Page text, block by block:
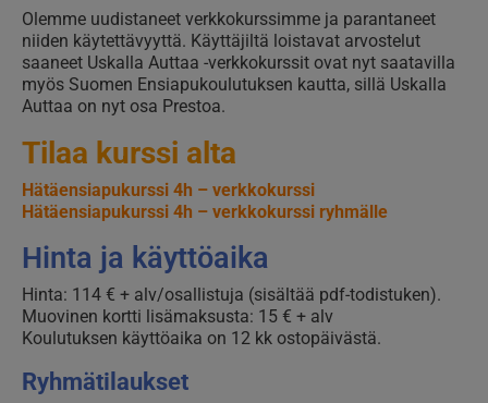
Olemme uudistaneet verkkokurssimme ja parantaneet
niiden käytettävyyttä. Käyttäjiltä loistavat arvostelut
saaneet Uskalla Auttaa -verkkokurssit ovat nyt saatavilla
myös Suomen Ensiapukoulutuksen kautta, sillä Uskalla
Auttaa on nyt osa Prestoa.
Tilaa kurssi alta
Hätäensiapukurssi 4h – verkkokurssi
Hätäensiapukurssi 4h – verkkokurssi ryhmälle
Hinta ja käyttöaika
Hinta: 114 € + alv/osallistuja (sisältää pdf-todistuken).
Muovinen kortti lisämaksusta: 15 € + alv
Koulutuksen käyttöaika on 12 kk ostopäivästä.
Ryhmätilaukset